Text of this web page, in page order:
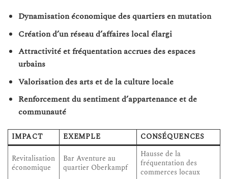
Dynamisation économique des quartiers en mutation
Création d’un réseau d’affaires local élargi
Attractivité et fréquentation accrues des espaces
urbains
Valorisation des arts et de la culture locale
Renforcement du sentiment d’appartenance et de
communauté
IMPACT EXEMPLE
CONSÉQUENCES
Revitalisation
économique
Bar Aventure au
quartier Oberkampf
Hausse de la
fréquentation des
commerces locaux